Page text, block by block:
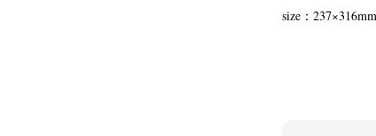
size：